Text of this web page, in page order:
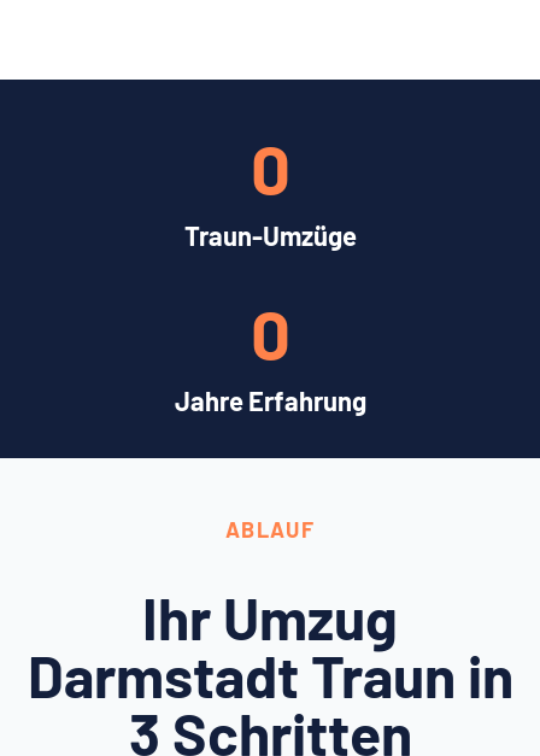
Traun-Umzüge
0
Jahre Erfahrung
0
ABLAUF
Ihr Umzug
Darmstadt Traun in
3 Schritten